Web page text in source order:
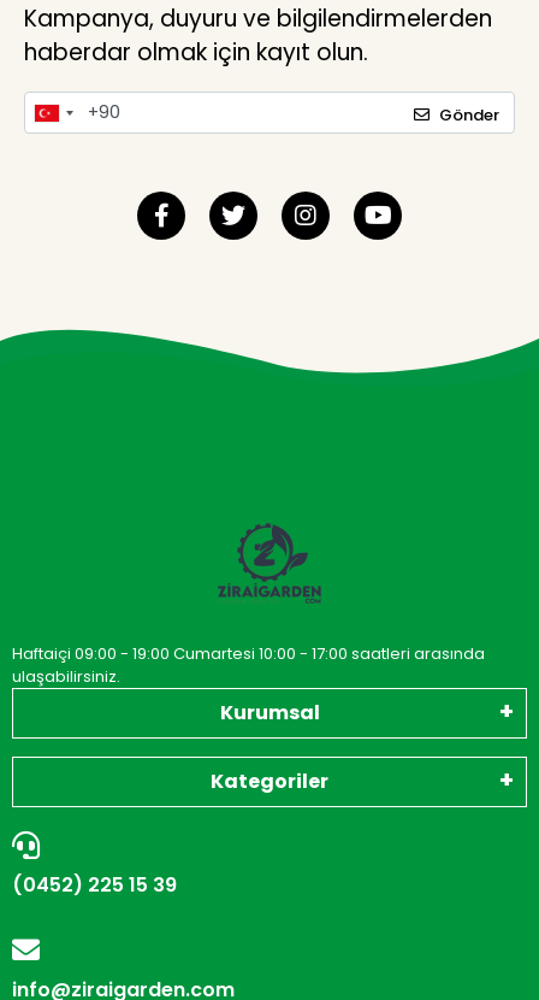
Kampanya, duyuru ve bilgilendirmelerden
haberdar olmak için kayıt olun.
Gönder
Haftaiçi 09:00 - 19:00 Cumartesi 10:00 - 17:00 saatleri arasında
ulaşabilirsiniz.
Kurumsal
Kategoriler
(0452) 225 15 39
info@ziraigarden.com